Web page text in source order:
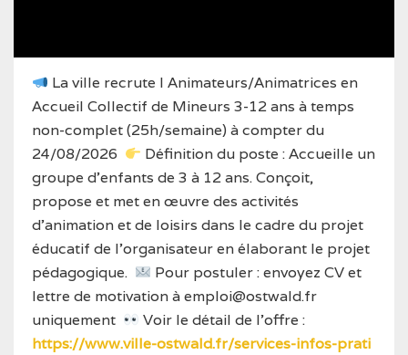
La ville recrute I Animateurs/Animatrices en
Accueil Collectif de Mineurs 3-12 ans à temps
non-complet (25h/semaine) à compter du
24/08/2026
Définition du poste : Accueille un
groupe d’enfants de 3 à 12 ans. Conçoit,
propose et met en œuvre des activités
d’animation et de loisirs dans le cadre du projet
éducatif de l’organisateur en élaborant le projet
pédagogique.
Pour postuler : envoyez CV et
lettre de motivation à emploi@ostwald.fr
uniquement
Voir le détail de l'offre :
https://www.ville-ostwald.fr/services-infos-prati